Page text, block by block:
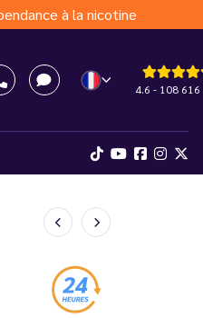
à la nicotine
4.6 - 108 616